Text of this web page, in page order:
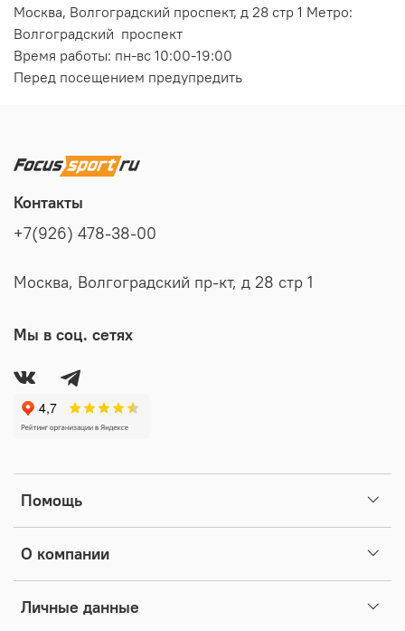
Москва, Волгоградский проспект, д 28 стр 1 Метро:
Волгоградский проспект
Время работы: пн-вс 10:00-19:00
Перед посещением предупредить
Помощь
О компании
Личные данные
Контакты
+7(926) 478-38-00
Москва, Волгоградский пр-кт, д 28 стр 1
Мы в соц. сетях